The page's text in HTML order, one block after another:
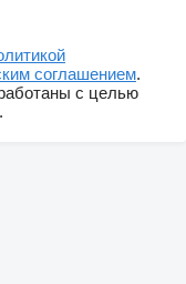
соглашением.
с целью